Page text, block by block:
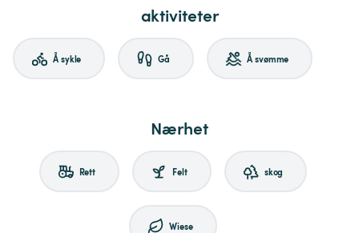
aktiviteter
Å sykle Gå Å svømme
Nærhet
Rett Felt skog
Wiese